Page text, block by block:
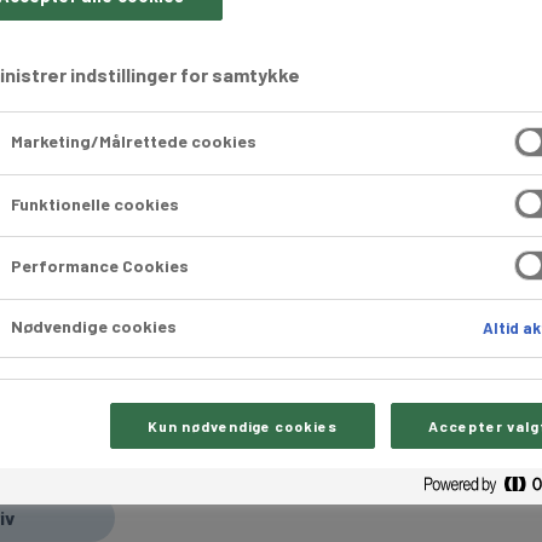
med creme 18 x 70
med creme, dyppet i mørk overtræk. En
go eller til salgsmontren.
indstillinger for samtykke
Marketing/Målrettede cookies
Funktionelle cookies
Performance Cookies
Nødvendige cookies Altid
Kun nødvendige cookies Accepter